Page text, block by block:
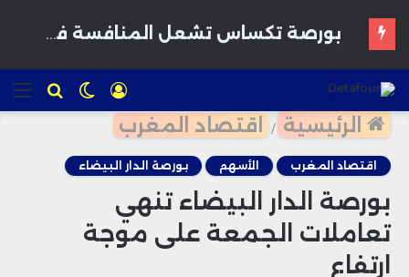
للبحث الوضع
المظلم
تسجيل
الدخول
الرئيسية / اقتصاد المغرب
اقتصاد المغرب الأسهم بورصة الدار البيضاء
بورصة الدار البيضاء تنهي
تعاملات الجمعة على موجة
ارتفاع